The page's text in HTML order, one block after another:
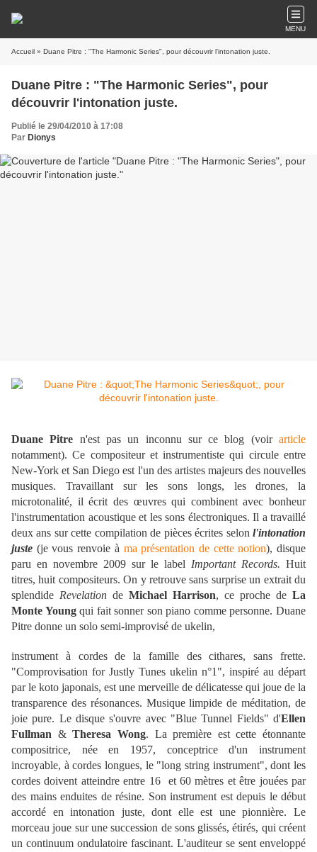
MENU
Accueil » Duane Pitre : "The Harmonic Series", pour découvrir l'intonation juste.
Duane Pitre : "The Harmonic Series", pour
découvrir l'intonation juste.
Publié le 29/04/2010 à 17:08
Par Dionys
Duane Pitre n'est pas un inconnu sur ce blog (voirarticle
notamment). Ce compositeur et instrumentiste qui circule entre
New-York et San Diego est l'un des artistes majeurs des nouvelles
musiques. Travaillant sur les sons longs, les drones, la
microtonalité, il écrit des œuvres qui combinent avec bonheur
l'instrumentation acoustique et les sons électroniques. Il a travaillé
deux ans sur cette compilation de pièces écrites selon l'intonation
juste (je vous renvoie à ma présentation de cette notion), disque
paru en novembre 2009 sur le label Important Records. Huit
titres, huit compositeurs. On y retrouve sans surprise un extrait du
splendide Revelation de Michael Harrison, ce proche de La
Monte Youngqui fait sonner son piano comme personne. Duane
Pitre donne un solo semi-improvisé de ukelin,
instrument à cordes de la famille des cithares, sans frette.
"Comprovisation for Justly Tunes ukelin n°1", inspiré au départ
par le koto japonais, est une merveille de délicatesse qui joue de la
transparence des résonances. Musique limpide de méditation, de
joie pure. Le disque s'ouvre avec "Blue Tunnel Fields" d'Ellen
Fullman &Theresa Wong. La première est cette étonnante
compositrice, née en 1957, conceptrice d'un instrument
incroyable, à cordes longues, le "long string instrument", dont les
cordes doivent atteindre entre 16 et 60 mètres et être jouées par
des mains enduites de résine. Son instrument est depuis le début
accordé en intonation juste, dont elle est une pionnière. Le
morceau joue sur une succession de sons glissés, étirés, qui créent
un continuum ondulatoire fascinant. L'auditeur se sent enveloppé